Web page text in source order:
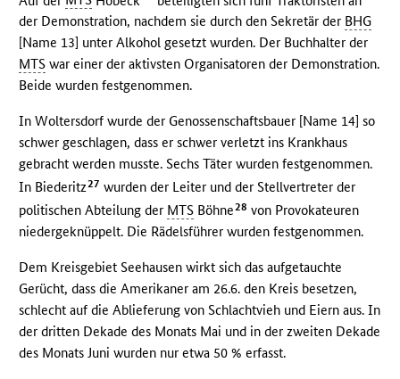
der Demonstration, nachdem sie durch den Sekretär der BHG
[Name 13] unter Alkohol gesetzt wurden. Der Buchhalter der
MTS war einer der aktivsten Organisatoren der Demonstration.
Beide wurden festgenommen.
In Woltersdorf wurde der Genossenschaftsbauer [Name 14] so
schwer geschlagen, dass er schwer verletzt ins Krankhaus
gebracht werden musste. Sechs Täter wurden festgenommen.
In Biederitz27 wurden der Leiter und der Stellvertreter der
politischen Abteilung der MTS Böhne28 von Provokateuren
niedergeknüppelt. Die Rädelsführer wurden festgenommen.
Dem Kreisgebiet Seehausen wirkt sich das aufgetauchte
Gerücht, dass die Amerikaner am 26.6. den Kreis besetzen,
schlecht auf die Ablieferung von Schlachtvieh und Eiern aus. In
der dritten Dekade des Monats Mai und in der zweiten Dekade
des Monats Juni wurden nur etwa 50 % erfasst.